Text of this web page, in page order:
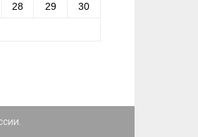
28 29 30